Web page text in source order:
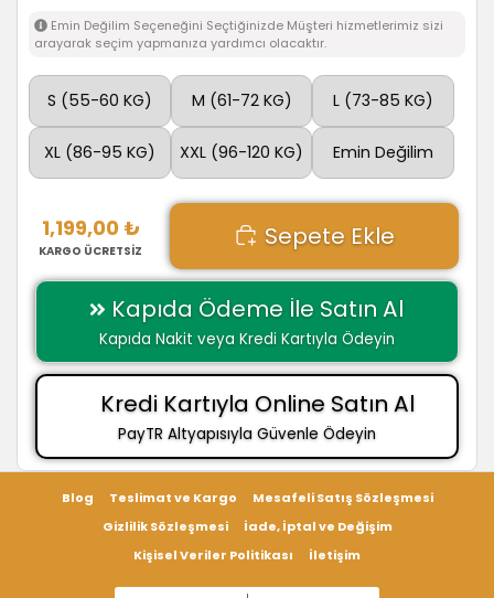
Emin Değilim Seçeneğini Seçtiğinizde Müşteri hizmetlerimiz sizi
arayarak seçim yapmanıza yardımcı olacaktır.
S (55-60 KG) M (61-72 KG) L (73-85 KG)
XL (86-95 KG) XXL (96-120 KG) Emin Değilim
1,199,00 ₺
KARGO ÜCRETSİZ Sepete Ekle
Kapıda Ödeme İle Satın Al
Kapıda Nakit veya Kredi Kartıyla Ödeyin
Kredi Kartıyla Online Satın Al
PayTR Altyapısıyla Güvenle Ödeyin
Blog Teslimat ve Kargo
Mesafeli Satış Sözleşmesi
Gizlilik Sözleşmesi
İade, İptal ve Değişim
Kişisel Veriler Politikası
İletişim